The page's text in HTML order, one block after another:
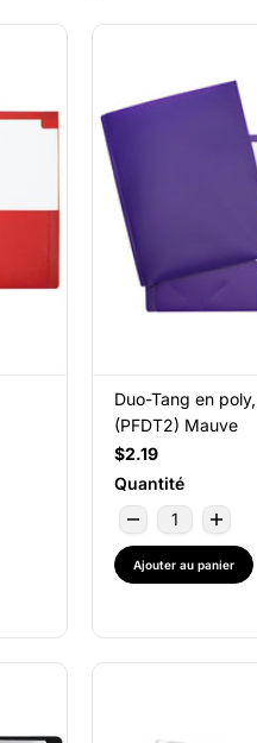
Duo-Tang en
(PFDT2) Mauve
$2.19
Quantité
Ajouter au panier